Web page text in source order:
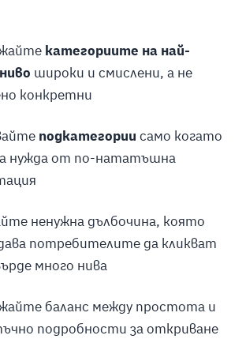
категориите на най-
широки и смислени, а не
конкретни
подкатегории само когато
нужда от по-нататъшна
ненужна дълбочина, която
потребителите да кликват
много нива
баланс между простота и
подробности за откриване